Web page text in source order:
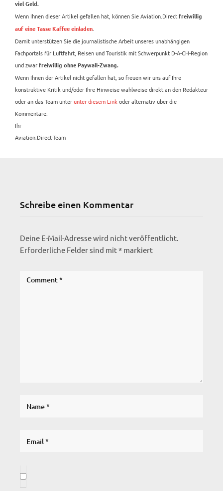
viel Geld.
Wenn Ihnen dieser Artikel gefallen hat, können Sie Aviation.Direct freiwillig
auf eine Tasse Kaffee einladen.
Damit unterstützen Sie die journalistische Arbeit unseres unabhängigen
Fachportals für Luftfahrt, Reisen und Touristik mit Schwerpunkt D-A-CH-Region
und zwar freiwillig ohne Paywall-Zwang.
Wenn Ihnen der Artikel nicht gefallen hat, so freuen wir uns auf Ihre
konstruktive Kritik und/oder Ihre Hinweise wahlweise direkt an den Redakteur
oder an das Team unterunter diesem Linkoder alternativ über die
Kommentare.
Ihr
Aviation.Direct-Team
Schreibe einen Kommentar
Deine E-Mail-Adresse wird nicht veröffentlicht.
Erforderliche Felder sind mit* markiert